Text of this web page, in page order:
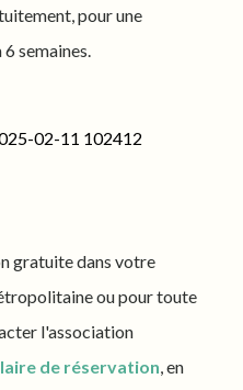
pour une
semaines.
gratuite dans votre
ou pour toute
l'association
de réservation, en